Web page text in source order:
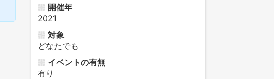
開催年
2021
対象
どなたでも
イベントの有無
有り